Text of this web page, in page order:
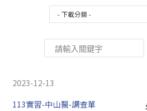
相關辦法
2023-12-13
113實習-中山醫-調查單